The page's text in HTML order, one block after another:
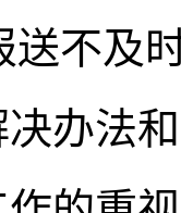
送不及
决办法